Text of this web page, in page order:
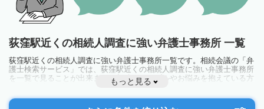
荻窪駅近くの相続人調査に強い弁護士事務所 一覧
荻窪駅近くの相続人調査に強い弁護士事務所一覧です。相続会議の「弁
護士検索サービス」では、荻窪駅近くの相続人調査に強い弁護士事務所
を一覧で見ることが出来ます。相続のトラブルやお悩みを抱えている方
は一度近隣の弁護士に相談してみましょう。
もっと見る